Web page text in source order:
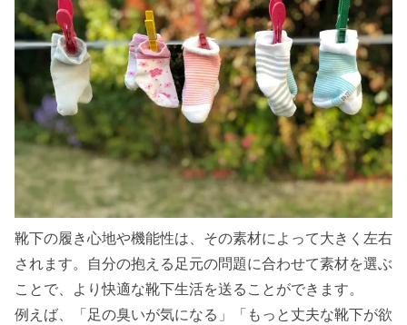
靴下の履き心地や機能性は、その素材によって大きく左右
されます。自分の抱える足元の問題に合わせて素材を選ぶ
ことで、より快適な靴下生活を送ることができます。
例えば、「足の臭いが気になる」「もっと丈夫な靴下が欲